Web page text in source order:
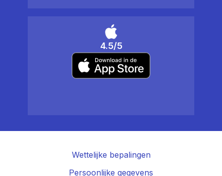
4.5/5
Wettelijke bepalingen
Persoonlijke gegevens